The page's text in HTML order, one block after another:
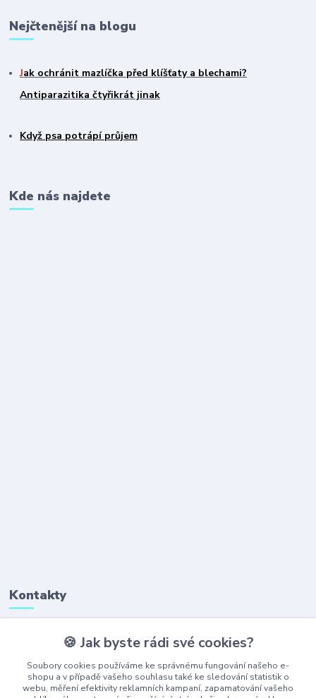
Nejčtenější na blogu
Jak ochránit mazlíčka před klíšťaty a blechami?
Antiparazitika čtyřikrát jinak
Když psa potrápí průjem
Kde nás najdete
Kontakty
+420 777 323 641
(Po-Pá, 8-16 hod.)
obchod@ajaxshop.cz
🍪 Jak byste rádi své cookies?
Soubory cookies používáme ke správnému fungování našeho e-
shopu a v případě vašeho souhlasu také ke sledování statistik o
webu, měření efektivity reklamních kampaní, zapamatování vašeho